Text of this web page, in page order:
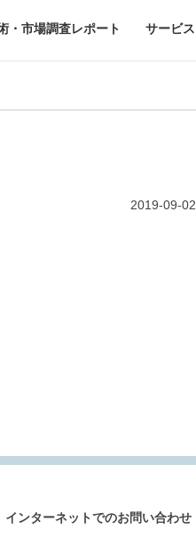
・市場調査レポート サービス
2019-09-02
インターネットでのお問い合わせ